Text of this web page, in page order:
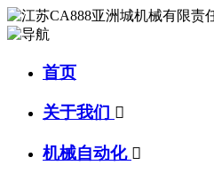
首页
关于我们 
机械自动化 